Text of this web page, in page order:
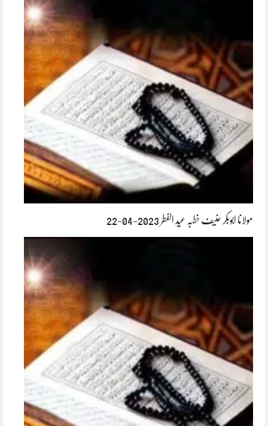
مولانا ابوبکر حنیف خطبہ عید الفطر 2023-04-22